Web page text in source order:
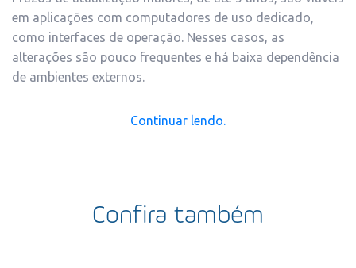
em aplicações com computadores de uso dedicado,
como interfaces de operação. Nesses casos, as
alterações são pouco frequentes e há baixa dependência
de ambientes externos.
Continuar lendo.
Confira também